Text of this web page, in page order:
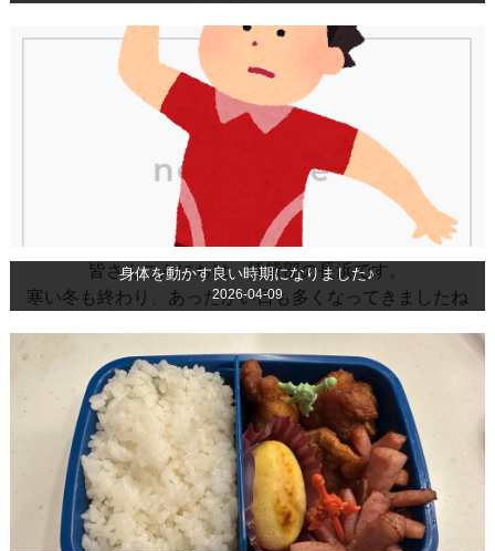
身体を動かす良い時期になりました♪
2026-04-09
皆さんこんにちは、賃貸部の長浜です。
寒い冬も終わり、あったかい日も多くなってきましたね